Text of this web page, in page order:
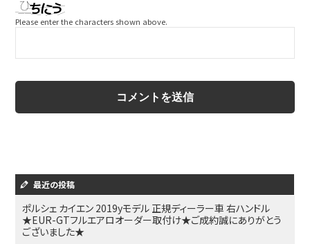
Please enter the characters shown above.
最近の投稿
ポルシェ カイエン 2019yモデル 正規ディーラー車 右ハンドル
★EUR-GTフルエアロオーダー取付け★ご成約誠にありがとう
ございました★